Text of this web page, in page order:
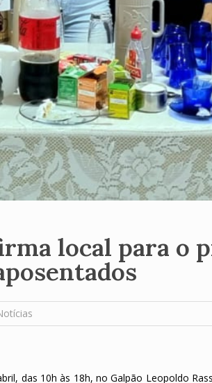
local para o
das 10h às 18h, no Galpão Leopoldo